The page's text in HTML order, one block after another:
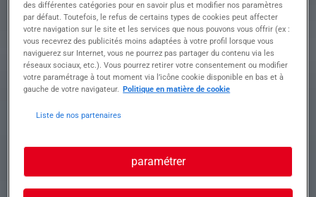
• Assurer l'entretien courant et préventif des
tracteurs et équipements
• Diagnostiquer les pannes mécaniques,
hydrauliques, électriques et électroniques
• Réaliser les réparations et remplacements de
pièces défectueuses
• Effectuer les réglages nécessaires pour garantir
• Participer à l'amélioration continue du parc
• Tenir à jour les fiches d'intervention et assurer
des différentes catégories pour en savoir plus et modifier nos paramètres
par défaut. Toutefois, le refus de certains types de cookies peut affecter
votre navigation sur le site et les services que nous pouvons vous offrir (ex :
vous recevrez des publicités moins adaptées à votre profil lorsque vous
naviguerez sur Internet, vous ne pourrez pas partager du contenu via les
réseaux sociaux, etc.). Vous pourrez retirer votre consentement ou modifier
votre paramétrage à tout moment via l’icône cookie disponible en bas et à
gauche de votre navigateur. Politique en matière de cookie
Liste de nos partenaires
paramétrer